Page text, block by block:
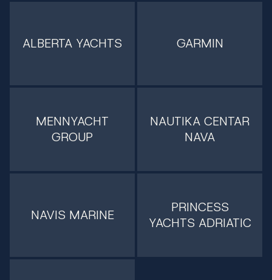
ALBERTA YACHTS GARMIN
MENNYACHT
GROUP
NAUTIKA CENTAR
NAVA
NAVIS MARINE
PRINCESS
YACHTS ADRIATIC